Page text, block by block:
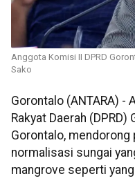
Anggota Komisi II DPRD
Sako
Gorontalo (ANTARA) -
Rakyat Daerah
Gorontalo,
normalisasi sungai
mangrove seperti